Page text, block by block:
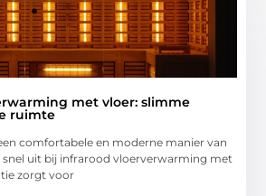
met vloer: slimme
ruimte
comfortabele en moderne manier van
uit bij infrarood vloerverwarming met
zorgt voor